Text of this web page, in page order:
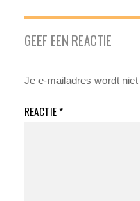
GEEF EEN REACTIE
Je e-mailadres wordt
REACTIE*